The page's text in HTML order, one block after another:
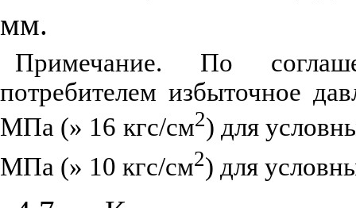
мм.
Примечание. По
потребителем избыточное
МПа (» 16 кгс/см2) для
МПа (» 10 кгс/см2) для